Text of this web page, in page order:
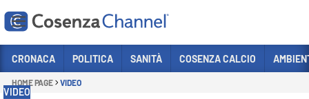
Sezioni
CRONACA POLITICA SANITÀ COSENZA CALCIO
HOME PAGE VIDEO
VIDEO